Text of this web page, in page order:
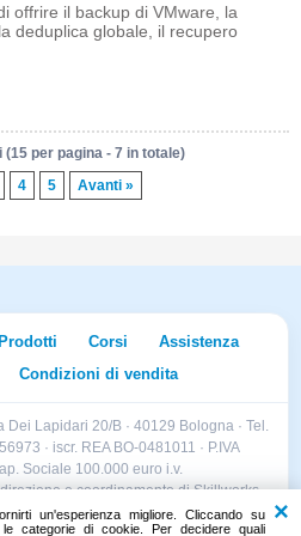
un'esperienza migliore. Cliccando su
categorie di cookie. Per decidere quali
offrire il backup di VMware, la
deduplica globale, il recupero
per pagina - 7 in totale)
4 5 Avanti »
Prodotti Corsi
Assistenza
Condizioni di vendita
Dei Lapidari 20/B · 40129 Bologna · Tel.
· iscr. REA BO-0481011 · P.IVA
Sociale 100.000 euro i.v.
e coordinamento di Skillworks
Emanuele II 28 · Roncadelle (BS)